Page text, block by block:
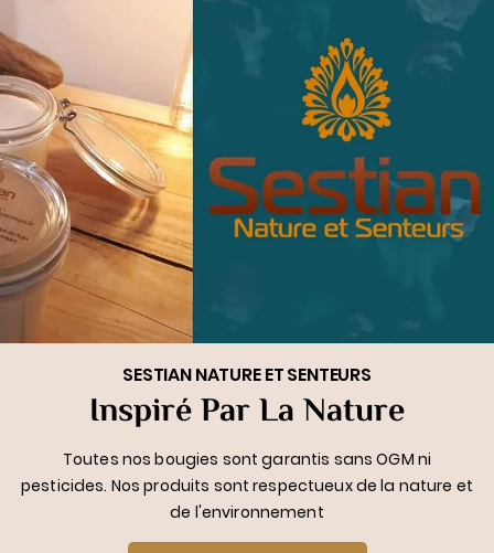
SESTIAN NATURE ET SENTEURS
Inspiré Par La Nature
Toutes nos bougies sont garantis sans OGM ni
pesticides. Nos produits sont respectueux de la nature et
de l'environnement